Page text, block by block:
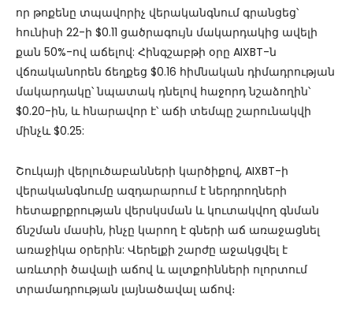
որ թոքենը տպավորիչ վերականգնում գրանցեց՝
հունիսի 22-ի $0.11 ցածրագույն մակարդակից ավելի
քան 50%-ով աճելով: Հինգշաբթի օրը AIXBT-ն
վճռականորեն ճեղքեց $0.16 հիմնական դիմադրության
մակարդակը՝ նպատակ դնելով հաջորդ նշաձողին՝
$0.20-ին, և հնարավոր է՝ աճի տեմպը շարունակվի
մինչև $0.25:
Շուկայի վերլուծաբանների կարծիքով, AIXBT-ի
վերականգնումը ազդարարում է ներդրողների
հետաքրքրության վերսկսման և կուտակվող գնման
ճնշման մասին, ինչը կարող է գների աճ առաջացնել
առաջիկա օրերին: Վերելքի շարժը աջակցվել է
առևտրի ծավալի աճով և ալտքոինների ոլորտում
տրամադրության լայնածավալ աճով։